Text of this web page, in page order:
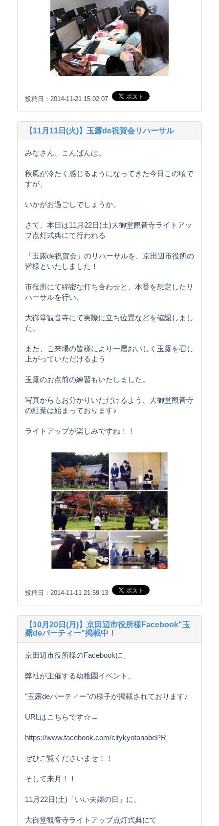
投稿日：2014-11-21 15:02:07
【11月11日(火)】玉露de祝賀会リハーサル
みなさん、こんばんは。
秋風が冷たく感じるようになってきた今日この頃で
すが、
いかがお過ごしでしょうか。
さて、本日は11月22日(土)大御堂観音寺ライトアッ
プ点灯式典にて行われる
「玉露de祝賀会」のリハーサルを、京田辺市役所の
皆様といたしました！
市役所にて綿密な打ち合わせと、本番を想定したリ
ハーサルを行い、
大御堂観音寺にて実際に立ち位置などを確認しまし
た。
また、ご来場の皆様により一層おいしく玉露を召し
上がっていただけるよう
玉露のお点前の練習もいたしました。
写真からもお分かりいただけるよう、大御堂観音寺
の紅葉は始まっております♪
ライトアップが楽しみですね！！
投稿日：2014-11-11 21:59:13
【10月20日(月)】京田辺市役所様Facebook"玉
露deパーティー"掲載中！
京田辺市役所様のFacebookに、
弊社が主催する幼稚園イベント、
"玉露deパーティー"の様子が掲載されております♪
URLはこちらです☆→
https://www.facebook.com/citykyotanabePR
ぜひご覧くださいませ！！
そして来月！！
11月22日(土)「いい夫婦の日」に、
大御堂観音寺ライトアップ点灯式典にて